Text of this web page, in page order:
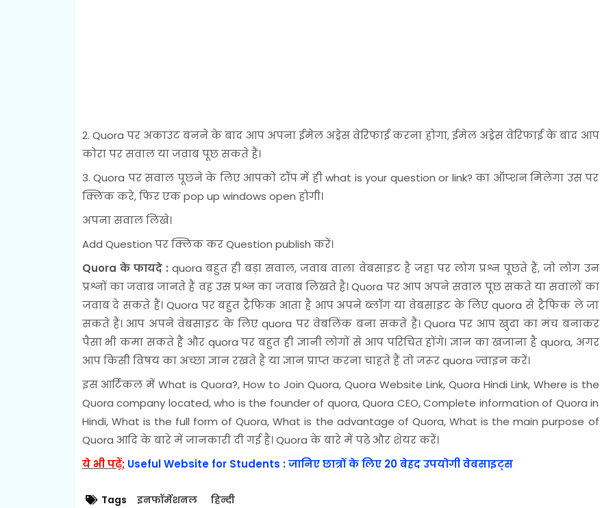
2. Quora पर अकाउंट बनने के बाद आप अपना ईमेल अड्रेस वेरिफाई करना होगा, ईमेल अड्रेस वेरिफाई के बाद आप
कोरा पर सवाल या जवाब पूछ सकते हैं।
3. Quora पर सवाल पूछने के लिए आपको टॉप में ही what is your question or link? का ऑप्शन मिलेगा उस पर
क्लिक करे, फिर एक pop up windows open होगी।
अपना सवाल लिखे।
Add Question पर क्लिक कर Question publish करें।
Quora के फायदे : quora बहुत ही बड़ा सवाल, जवाब वाला वेबसाइट है जहा पर लोग प्रश्न पूछते हैं, जो लोग उन
प्रश्नों का जवाब जानते हैं वह उस प्रश्न का जवाब लिखते है। Quora पर आप अपने सवाल पूछ सकते या सवालों का
जवाब दे सकते हैं। Quora पर बहुत ट्रैफिक आता है आप अपने ब्लॉग या वेबसाइट के लिए quora से ट्रैफिक ले जा
सकते हैं। आप अपने वेबसाइट के लिए quora पर वेबलिंक बना सकते हैं। Quora पर आप खुदा का मंच बनाकर
पैसा भी कमा सकते हैं और quora पर बहुत ही ज्ञानी लोगों से आप परिचित होंगे। ज्ञान का खजाना है quora, अगर
आप किसी विषय का अच्छा ज्ञान रखते है या ज्ञान प्राप्त करना चाहते हैं तो जरूर quora ज्वाइन करें।
इस आर्टिकल में What is Quora?, How to Join Quora, Quora Website Link, Quora Hindi Link, Where is the
Quora company located, who is the founder of quora, Quora CEO, Complete information of Quora in
Hindi, What is the full form of Quora, What is the advantage of Quora, What is the main purpose of
Quora आदि के बारे में जानकारी दी गई है। Quora के बारे में पढ़े और शेयर करें।
ये भी पढ़ें; Useful Website for Students : जानिए छात्रों के लिए 20 बेहद उपयोगी वेबसाइट्स
Tags इनफॉर्मेशनल हिन्दी